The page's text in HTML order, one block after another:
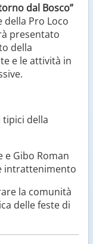
dal Bosco”
della Pro Loco
presentato
della
e le attività in
della
e Gibo Roman
intrattenimento
la comunità
delle feste di